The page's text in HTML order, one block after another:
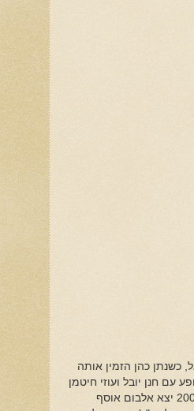
כשנתן כהן הזמין אותה
חנן יובל ועוזי חיטמן
ז"ל וכאורחת במופעים שונים, ביניהם עם טל גורדון ורונה קינן וגם עם שלום חנוך. בשנת 2000 יצא אלבום אוסף